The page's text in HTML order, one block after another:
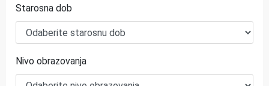
Starosna dob
Nivo obrazovanja